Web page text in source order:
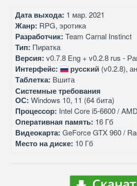
Дата выхода: 1 мар. 2021
Жанр: RPG, эротика
Разработчик: Team Carnal Instinct
Тип: Пиратка
Версия: v0.7.8 Eng + v0.2.8 rus -
Интерфейс: русский(v0.2.8),
Таблетка: Вшита
Системные требования
ОС: Windows 10, 11 (64 бита)
Процессор: Intel Core i5-6600 /
Оперативная память: 16 Гб
Видеокарта: GeForce GTX 960 /
Место на диске: 10 Гб